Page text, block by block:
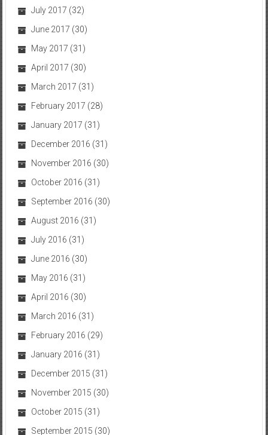
July 2017 (32)
June 2017 (30)
May 2017 (31)
April 2017 (30)
March 2017 (31)
February 2017 (28)
January 2017 (31)
December 2016 (31)
November 2016 (30)
October 2016 (31)
September 2016 (30)
August 2016 (31)
July 2016 (31)
June 2016 (30)
May 2016 (31)
April 2016 (30)
March 2016 (31)
February 2016 (29)
January 2016 (31)
December 2015 (31)
November 2015 (30)
October 2015 (31)
September 2015 (30)